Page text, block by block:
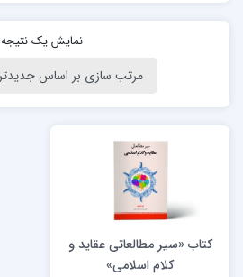
نمایش یک نتیجه
کتاب «سیر مطالعاتی عقاید و
کلام اسلامی»